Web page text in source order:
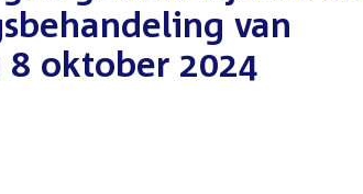
van
oktober 2024